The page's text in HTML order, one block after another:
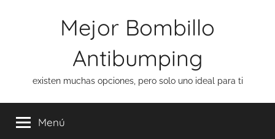
Mejor Bombillo
Antibumping
existen muchas opciones, pero solo uno ideal para ti
Menú